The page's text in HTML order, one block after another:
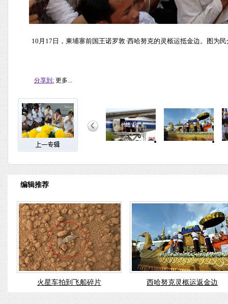
10月17日，柬埔寨前国王诺罗敦·西哈努克的灵柩运抵金边。图为
分享到: 更多...
编辑推荐
火星车拍到飞船碎片 西哈努克灵柩运返金边